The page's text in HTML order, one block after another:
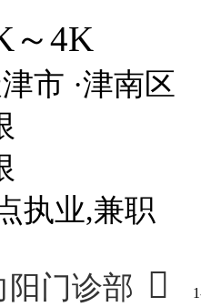
～4K
津市 ·津南区
执业,兼职
阳门诊部 